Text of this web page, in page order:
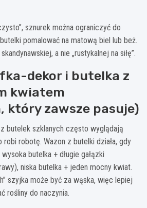
sznurek można ograniczyć do
pomalować na matową biel lub beż.
a nie „rustykalnej na siłę”.
dekor i butelka z
kwiatem
który zawsze pasuje)
butelek szklanych często wyglądają
robi robotę. Wazon z butelki działa, gdy
butelka + długie gałązki
niska butelka + jeden mocny kwiat.
szyjka może być za wąska, więc lepiej
rośliny do naczynia.